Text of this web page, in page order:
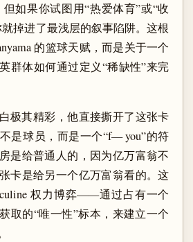
但如果你试图用“热爱体育”或“收
掉进了最浅层的叙事陷阱。这根
的篮球天赋，而是关于一个
群体如何通过定义“稀缺性”来完
极其精彩，他直接撕开了这张卡
是球员，而是一个“f— you”的符
是给普通人的，因为亿万富翁不
卡是给另一个亿万富翁看的。这
权力博弈——通过占有一个
取的“唯一性”标本，来建立一个